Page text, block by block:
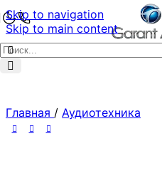
Skip to navigation
Skip to main content
Главная / Аудиотехника